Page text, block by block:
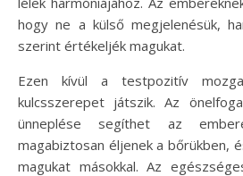
hogy ne a külső megjelenésük,
szerint értékeljék magukat.
Ezen kívül a testpozitív
kulcsszerepet játszik. Az
ünneplése segíthet az
magabiztosan éljenek a bőrükben,
magukat másokkal. Az